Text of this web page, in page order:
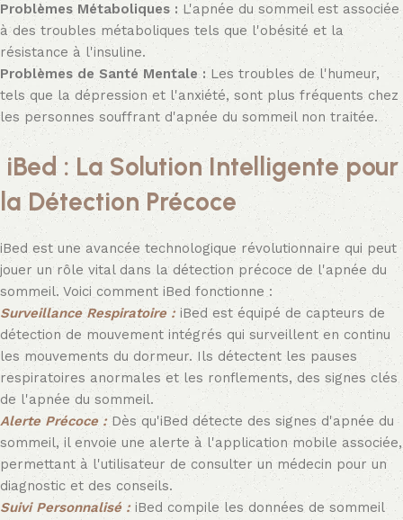
Problèmes Métaboliques : L'apnée du sommeil est associée
à des troubles métaboliques tels que l'obésité et la
résistance à l'insuline.
Problèmes de Santé Mentale :Les troubles de l'humeur,
tels que la dépression et l'anxiété, sont plus fréquents chez
les personnes souffrant d'apnée du sommeil non traitée.
iBed : La Solution Intelligente pour
la Détection Précoce
iBed est une avancée technologique révolutionnaire qui peut
jouer un rôle vital dans la détection précoce de l'apnée du
sommeil. Voici comment iBed fonctionne :
Surveillance Respiratoire :iBed est équipé de capteurs de
détection de mouvement intégrés qui surveillent en continu
les mouvements du dormeur. Ils détectent les pauses
respiratoires anormales et les ronflements, des signes clés
de l'apnée du sommeil.
Alerte Précoce :Dès qu'iBed détecte des signes d'apnée du
sommeil, il envoie une alerte à l'application mobile associée,
permettant à l'utilisateur de consulter un médecin pour un
diagnostic et des conseils.
Suivi Personnalisé :iBed compile les données de sommeil